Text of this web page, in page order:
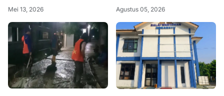
Mei 13, 2026 Agustus 05, 2026